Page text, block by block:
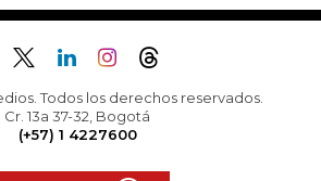
Todos los derechos reservados.
Cr. 13a 37-32, Bogotá
(+57) 1 4227600